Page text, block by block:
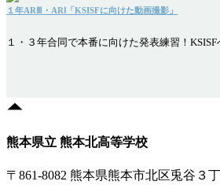
１年ARⅢ・ARⅠ「KSISFに向けた動画撮影」
１・３年合同で本番に向けた発表練習！
熊本県立 熊本北高等学校
〒861-8082 熊本県熊本市北区兎谷３